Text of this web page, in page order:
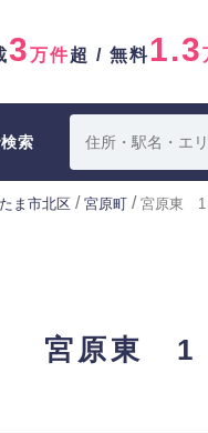
3万件超 / 無料1.3
索
ま市北区 / 宮原町 / 宮原東 1
宮原東 1